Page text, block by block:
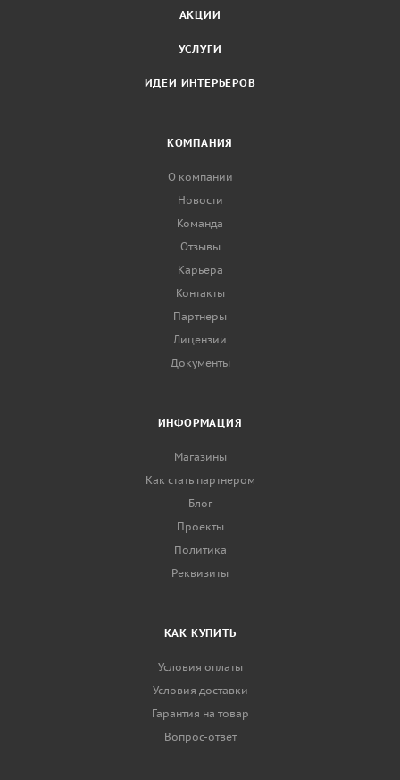
АКЦИИ
УСЛУГИ
ИДЕИ ИНТЕРЬЕРОВ
КОМПАНИЯ
О компании
Новости
Команда
Отзывы
Карьера
Контакты
Партнеры
Лицензии
Документы
ИНФОРМАЦИЯ
Магазины
Как стать партнером
Блог
Проекты
Политика
Реквизиты
КАК КУПИТЬ
Условия оплаты
Условия доставки
Гарантия на товар
Вопрос-ответ